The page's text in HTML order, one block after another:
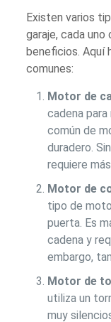
Existen varios
garaje, cada
beneficios. Aquí
comunes:
Motor de
cadena
común de
duradero.
requiere
Motor de
tipo de
puerta. Es
cadena y
embargo,
Motor de
utiliza un
muy